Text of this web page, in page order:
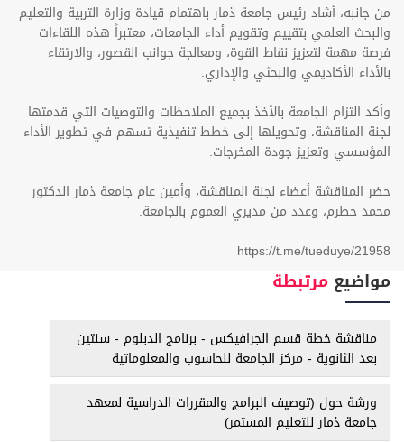
من جانبه، أشاد رئيس جامعة ذمار باهتمام قيادة وزارة التربية والتعليم
والبحث العلمي بتقييم وتقويم أداء الجامعات، معتبراً هذه اللقاءات
فرصة مهمة لتعزيز نقاط القوة، ومعالجة جوانب القصور، والارتقاء
بالأداء الأكاديمي والبحثي والإداري.
وأكد التزام الجامعة بالأخذ بجميع الملاحظات والتوصيات التي قدمتها
لجنة المناقشة، وتحويلها إلى خطط تنفيذية تسهم في تطوير الأداء
المؤسسي وتعزيز جودة المخرجات.
حضر المناقشة أعضاء لجنة المناقشة، وأمين عام جامعة ذمار الدكتور
محمد حطرم، وعدد من مديري العموم بالجامعة.
https://t.me/tueduye/21958
مواضيع مرتبطة
مناقشة خطة قسم الجرافيكس - برنامج الدبلوم - سنتين
بعد الثانوية - مركز الجامعة للحاسوب والمعلوماتية
ورشة حول (توصيف البرامج والمقررات الدراسية لمعهد
جامعة ذمار للتعليم المستمر)